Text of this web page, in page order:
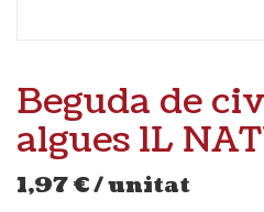
Beguda de
algues 1L
1,97€/ unitat